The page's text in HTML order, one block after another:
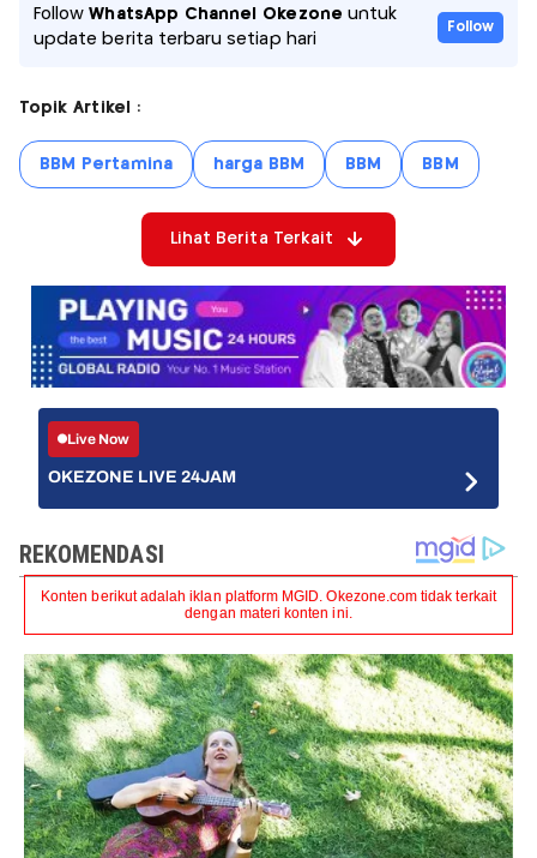
FollowWhatsApp Channel Okezone untuk
update berita terbaru setiap hari
Follow
Topik Artikel :
BBM Pertamina harga BBM BBM BBM
Lihat Berita Terkait
Live Now
OKEZONE LIVE 24JAM